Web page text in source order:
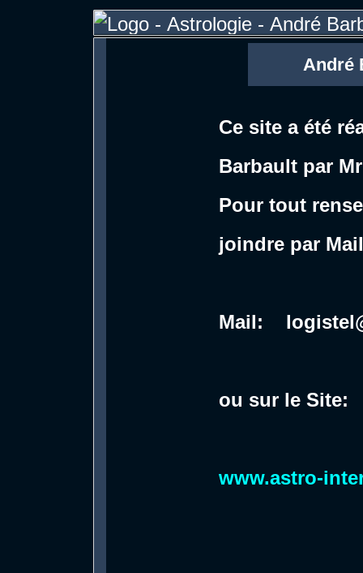
André
Ce site a été
Barbault par
Pour tout
joindre par
Mail:
ou sur le Site:
www.astro-